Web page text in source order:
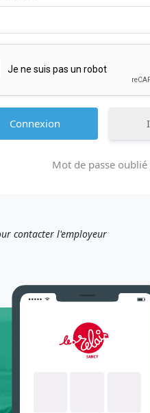
Mot de passe oublié
contacter l'employeur